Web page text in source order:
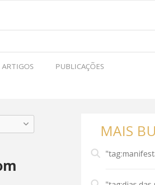
ARTIGOS PUBLICAÇÕES
MAIS